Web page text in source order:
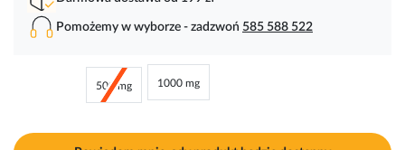
Pomożemy w wyborze - zadzwoń 585 588 522
1000 mg
500 mg